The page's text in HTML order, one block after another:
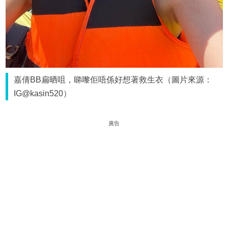
嘉倩BB扁晒咀，睇嚟佢唔係好想著救生衣（圖片來源：
IG@kasin520）
廣告